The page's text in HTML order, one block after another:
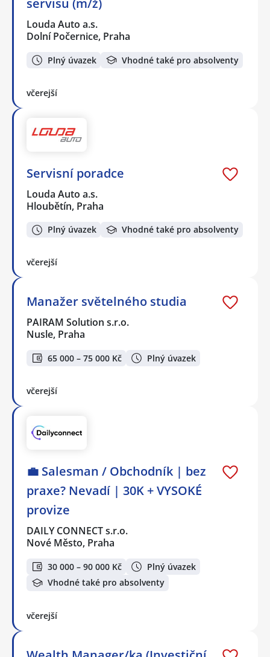
servisu (m/ž)
Louda Auto a.s.
Dolní Počernice, Praha
Plný úvazek Vhodné také pro absolventy
včerejší
Servisní poradce
Louda Auto a.s.
Hloubětín, Praha
Plný úvazek Vhodné také pro absolventy
včerejší
Manažer světelného studia
PAIRAM Solution s.r.o.
Nusle, Praha
65 000 – 75 000 Kč Plný úvazek
včerejší
💼 Salesman / Obchodník | bez
praxe? Nevadí | 30K + VYSOKÉ
provize
DAILY CONNECT s.r.o.
Nové Město, Praha
30 000 – 90 000 Kč
Plný úvazek
Vhodné také pro absolventy
včerejší